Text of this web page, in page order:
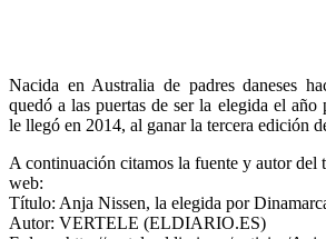
Nacida en Australia de padres daneses
quedó a las puertas de ser la elegida el año
le llegó en 2014, al ganar la tercera edición
A continuación citamos la fuente y autor del
web:
Título: Anja Nissen, la elegida por
Autor: VERTELE (ELDIARIO.ES)